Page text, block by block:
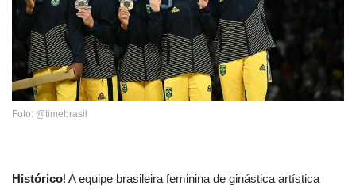
Foto: @timebrasil
Histórico! A equipe brasileira feminina de ginástica artística